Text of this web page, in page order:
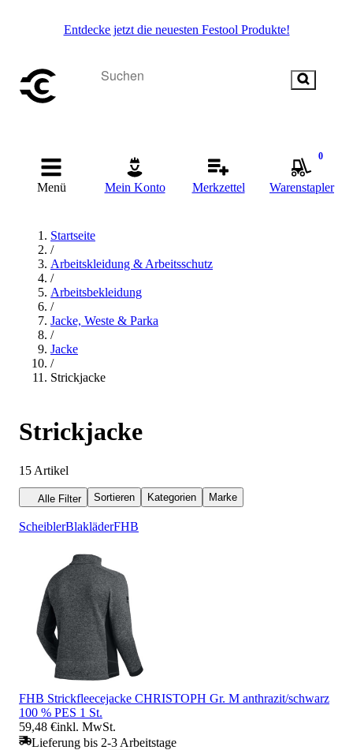
Entdecke jetzt die neuesten Festool Produkte!
Menü Mein Konto Merkzettel
0
Warenstapler
Startseite
/
Arbeitskleidung & Arbeitsschutz
/
Arbeitsbekleidung
/
Jacke, Weste & Parka
/
Jacke
/
Strickjacke
Strickjacke
15 Artikel
Alle Filter Sortieren Kategorien Marke
ScheiblerBlakläderFHB
FHB Strickfleecejacke CHRISTOPH Gr. M anthrazit/schwarz
100 % PES 1 St.
59,48 €inkl. MwSt.
Lieferung bis 2-3 Arbeitstage